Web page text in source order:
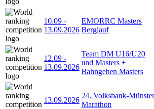
10.09 -
13.09.2026
EMORRC Masters
Berglauf
12.09 -
13.09.2026
Team DM U16/U20
und Masters +
Bahngehen Masters
13.09.2026
24. Volksbank-
Marathon